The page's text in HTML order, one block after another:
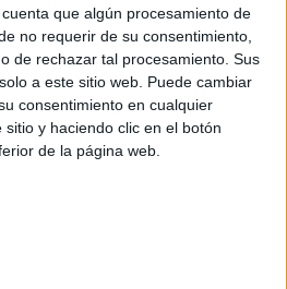
que algún procesamiento de
no requerir de su consentimiento,
de rechazar tal procesamiento. Sus
a este sitio web. Puede cambiar
consentimiento en cualquier
y haciendo clic en el botón
de la página web.